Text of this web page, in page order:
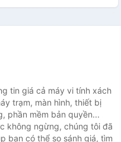
tin giá cả máy vi tính xách
trạm, màn hình, thiết bị
phần mềm bản quyền...
không ngừng, chúng tôi đã
bạn có thể so sánh giá, tìm